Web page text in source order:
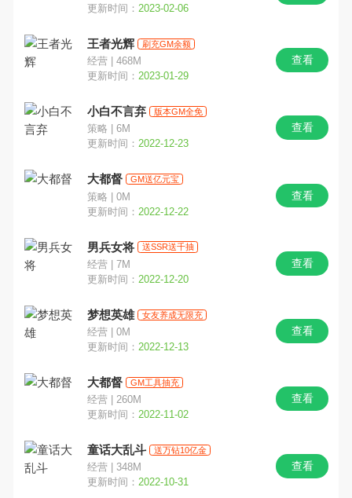
更新时间： 2023-02-06
王者光辉 刷充GM余额
经营 | 468M
更新时间： 2023-01-29
查看
小白不言弃 版本GM全免
策略 | 6M
更新时间： 2022-12-23
查看
大都督 GM送亿元宝
策略 | 0M
更新时间： 2022-12-22
查看
男兵女将 送SSR送千抽
经营 | 7M
更新时间： 2022-12-20
查看
梦想英雄 女友养成无限充
经营 | 0M
更新时间： 2022-12-13
查看
大都督 GM工具抽充
经营 | 260M
更新时间： 2022-11-02
查看
童话大乱斗 送万钻10亿金
经营 | 348M
更新时间： 2022-10-31
查看